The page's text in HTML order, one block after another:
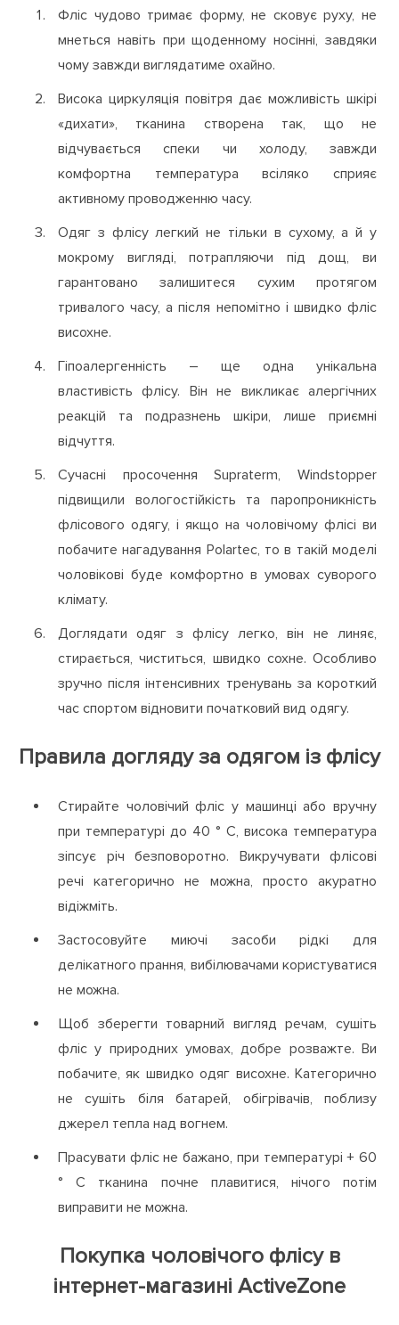
Фліс чудово тримає форму, не сковує руху, не
мнеться навіть при щоденному носінні, завдяки
чому завжди виглядатиме охайно.
Висока циркуляція повітря дає можливість шкірі
«дихати», тканина створена так, що не
відчувається спеки чи холоду, завжди
комфортна температура всіляко сприяє
активному проводженню часу.
Одяг з флісу легкий не тільки в сухому, а й у
мокрому вигляді, потрапляючи під дощ, ви
гарантовано залишитеся сухим протягом
тривалого часу, а після непомітно і швидко фліс
висохне.
Гіпоалергенність – ще одна унікальна
властивість флісу. Він не викликає алергічних
реакцій та подразнень шкіри, лише приємні
відчуття.
Сучасні просочення Supraterm, Windstopper
підвищили вологостійкість та паропроникність
флісового одягу, і якщо на чоловічому флісі ви
побачите нагадування Polartec, то в такій моделі
чоловікові буде комфортно в умовах суворого
клімату.
Доглядати одяг з флісу легко, він не линяє,
стирається, чиститься, швидко сохне. Особливо
зручно після інтенсивних тренувань за короткий
час спортом відновити початковий вид одягу.
Правила догляду за одягом із флісу
Стирайте чоловічий фліс у машинці або вручну
при температурі до 40 ° С, висока температура
зіпсує річ безповоротно. Викручувати флісові
речі категорично не можна, просто акуратно
відіжміть.
Застосовуйте миючі засоби рідкі для
делікатного прання, вибілювачами користуватися
не можна.
Щоб зберегти товарний вигляд речам, сушіть
фліс у природних умовах, добре розважте. Ви
побачите, як швидко одяг висохне. Категорично
не сушіть біля батарей, обігрівачів, поблизу
джерел тепла над вогнем.
Прасувати фліс не бажано, при температурі + 60
° С тканина почне плавитися, нічого потім
виправити не можна.
Покупка чоловічого флісу в
інтернет-магазині ActiveZone